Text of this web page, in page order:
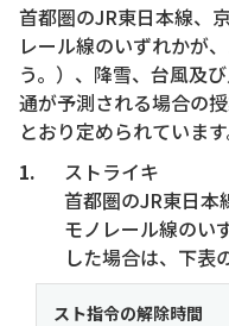
首都圏のJR東日本線、
レール線のいずれかが
う。）、降雪、台風及
通が予測される場合の
とおり定められています
ストライキ
首都圏のJR東日本
モノレール線のい
した場合は、下表
スト指令の解除時間